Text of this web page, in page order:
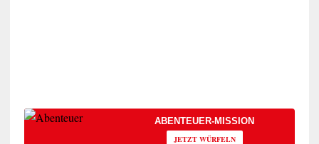
ABENTEUER-MISSION
JETZT WÜRFELN